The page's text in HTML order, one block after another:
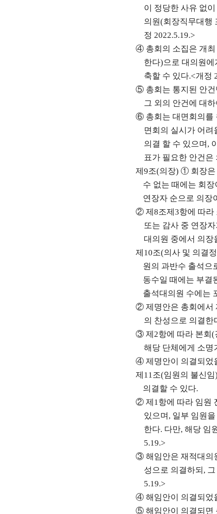
이 정당한 사유 없
의원(회장직무대행
정2022.5.19.>
④ 총회의 소집은 개최
한다)으로 대의원
축할 수 있다.<개정
⑤ 총회는 통지된 안
그 외의 안건에 대
⑥ 총회는 대면회의를
면회의 실시가 어
의결 할 수 있으며 ,
표가 필요한 안건은
제9조(의장) ① 회장
수 없는 때에는 회
연장자 순으로 의장
② 제8조제3항에 따라
또는 감사 중 연장
대의원 중에서 의장
제 10조(의사 및 의결
원의 과반수 출석으
동수일 때에는 부결
출석대의원 수에는
② 제명안은 총회에서
의 찬성으로 의결한
③ 제2항에 따라 본회(
해당 단체에게 소명
④ 제명안이 의결되었
제 11조(임원의 불신임
의결할 수 있다.
② 제 1항에 따라 임원
있으며 , 일부 임원
한다. 다만,해당 임
5.19.>
③ 해임안은 재적대의
성으로 의결하되 ,
5.19.>
④ 해임안이 의결되었
⑤ 해임안이 의결되면